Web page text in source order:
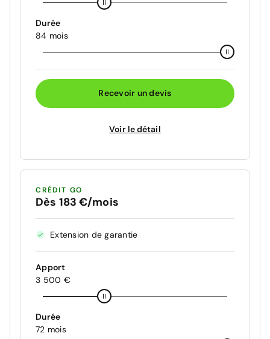
Durée
84 mois
Recevoir un devis
Voir le détail
CRÉDIT GO
Dès 183 €/mois
Extension de garantie
Apport
3 500 €
Durée
72 mois